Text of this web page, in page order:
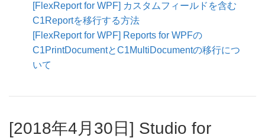
[FlexReport for WPF] カスタムフィールドを含む
C1Reportを移行する方法
[FlexReport for WPF] Reports for WPFの
C1PrintDocumentとC1MultiDocumentの移行につ
いて
[2018年4月30日] Studio for